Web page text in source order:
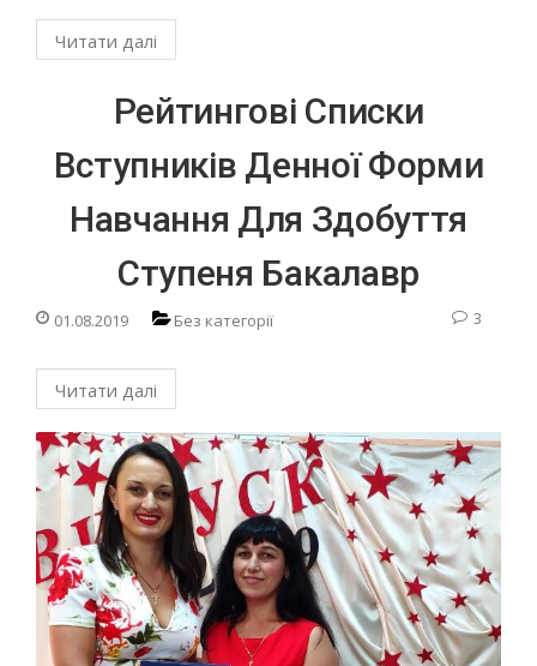
Читати далі
Рейтингові Списки
Вступників Денної Форми
Навчання Для Здобуття
Ступеня Бакалавр
01.08.2019 Без категорії 3
Читати далі